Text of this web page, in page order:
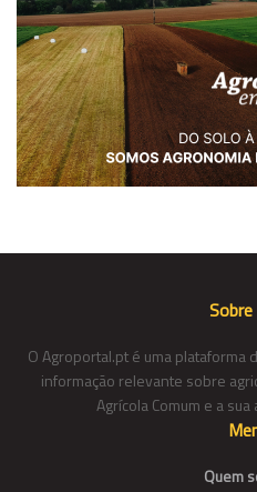
O Agroportal.pt é uma plataforma
informação relevante sobre
Agrícola Comum e a
Quem